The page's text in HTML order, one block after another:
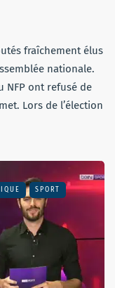
fraîchement élus
nationale.
NFP ont refusé de
Lors de l’élection
SPORT